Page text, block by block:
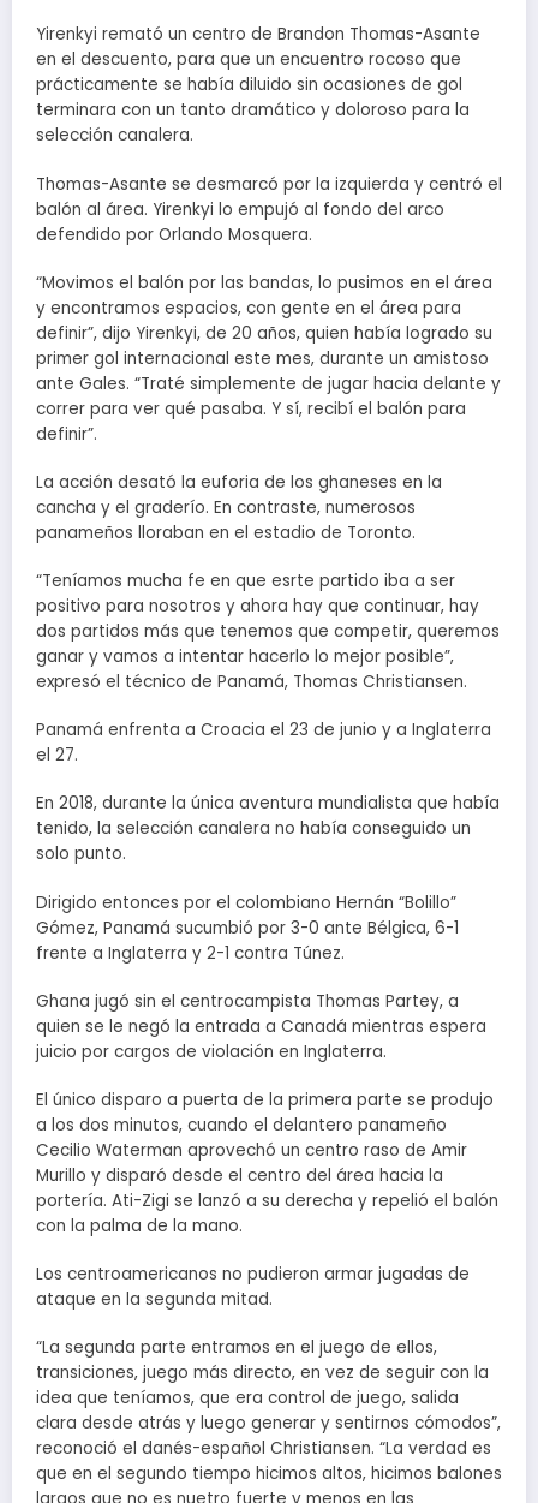
Yirenkyi remató un centro de Brandon Thomas-Asante
en el descuento, para que un encuentro rocoso que
prácticamente se había diluido sin ocasiones de gol
terminara con un tanto dramático y doloroso para la
selección canalera.
Thomas-Asante se desmarcó por la izquierda y centró el
balón al área. Yirenkyi lo empujó al fondo del arco
defendido por Orlando Mosquera.
“Movimos el balón por las bandas, lo pusimos en el área
y encontramos espacios, con gente en el área para
definir”, dijo Yirenkyi, de 20 años, quien había logrado su
primer gol internacional este mes, durante un amistoso
ante Gales. “Traté simplemente de jugar hacia delante y
correr para ver qué pasaba. Y sí, recibí el balón para
definir”.
La acción desató la euforia de los ghaneses en la
cancha y el graderío. En contraste, numerosos
panameños lloraban en el estadio de Toronto.
“Teníamos mucha fe en que esrte partido iba a ser
positivo para nosotros y ahora hay que continuar, hay
dos partidos más que tenemos que competir, queremos
ganar y vamos a intentar hacerlo lo mejor posible”,
expresó el técnico de Panamá, Thomas Christiansen.
Panamá enfrenta a Croacia el 23 de junio y a Inglaterra
el 27.
En 2018, durante la única aventura mundialista que había
tenido, la selección canalera no había conseguido un
solo punto.
Dirigido entonces por el colombiano Hernán “Bolillo”
Gómez, Panamá sucumbió por 3-0 ante Bélgica, 6-1
frente a Inglaterra y 2-1 contra Túnez.
Ghana jugó sin el centrocampista Thomas Partey, a
quien se le negó la entrada a Canadá mientras espera
juicio por cargos de violación en Inglaterra.
El único disparo a puerta de la primera parte se produjo
a los dos minutos, cuando el delantero panameño
Cecilio Waterman aprovechó un centro raso de Amir
Murillo y disparó desde el centro del área hacia la
portería. Ati-Zigi se lanzó a su derecha y repelió el balón
con la palma de la mano.
Los centroamericanos no pudieron armar jugadas de
ataque en la segunda mitad.
“La segunda parte entramos en el juego de ellos,
transiciones, juego más directo, en vez de seguir con la
idea que teníamos, que era control de juego, salida
clara desde atrás y luego generar y sentirnos cómodos”,
reconoció el danés-español Christiansen. “La verdad es
que en el segundo tiempo hicimos altos, hicimos balones